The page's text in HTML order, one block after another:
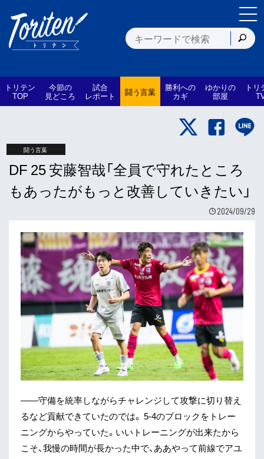
トリテン
TOP
今節の
見どころ
試合
レポート 闘う言葉 勝利への
カギ
ゆかりの
部屋
トリ
闘う言葉
DF 25 安藤智哉「全員で守れたところ
もあったがもっと改善していきたい」
2024/09/29
——守備を統率しながらチャレンジして攻撃に切り替え
るなど貢献できていたのでは。 5-4のブロックをトレー
ニングからやっていた。いいトレーニングが出来たから
こそ、我慢の時間が長かった中で、ああやって前線でアユ